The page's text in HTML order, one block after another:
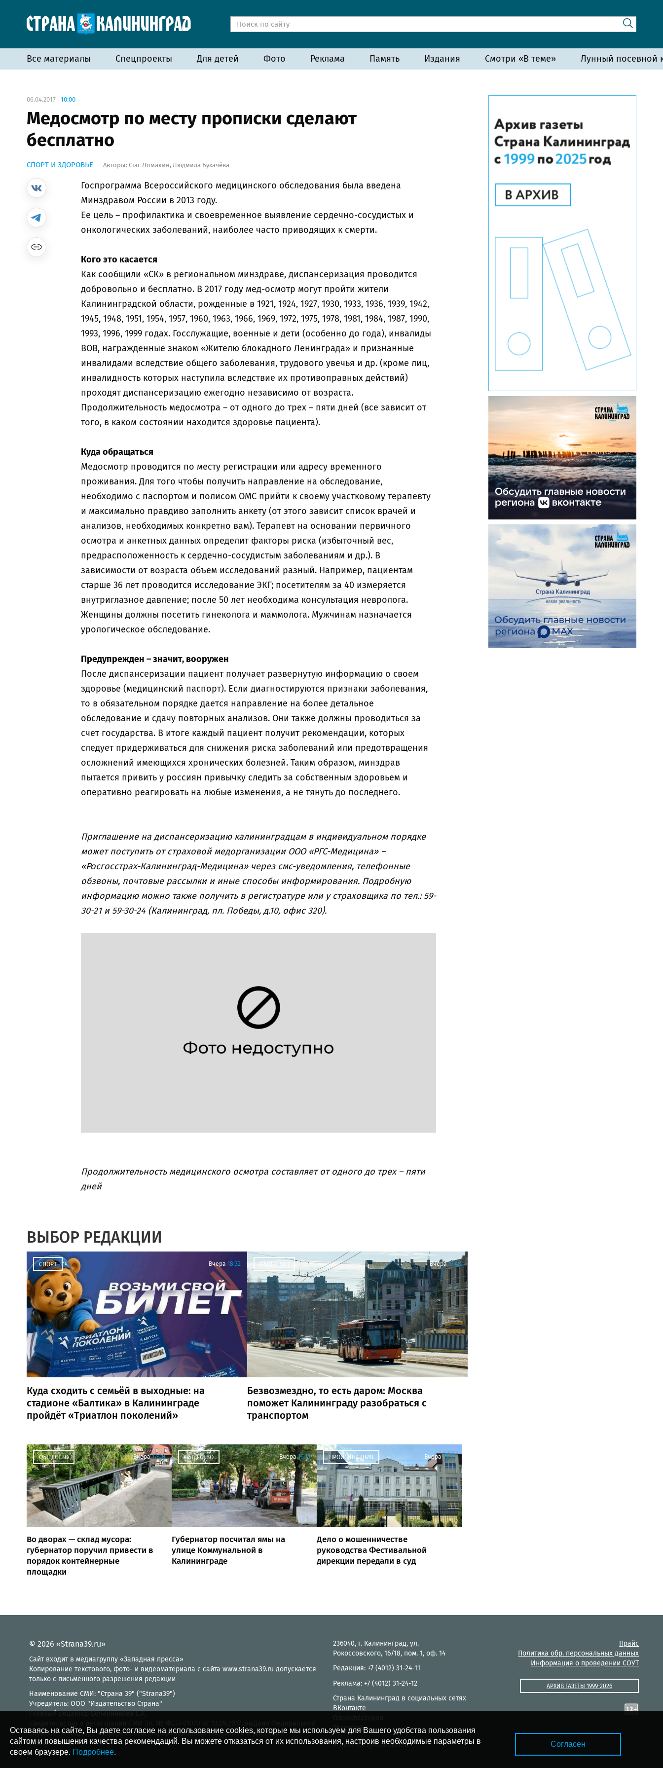
Все материалы Спецпроекты Для детей Фото Реклама Память Издания Смотри «В теме» Лунный посевной
06.04.2017 10:00
Медосмотр по месту прописки сделают
бесплатно
СПОРТ И ЗДОРОВЬЕ Авторы: Стас Ломакин, Людмила Бухачёва
Госпрограмма Всероссийского медицинского обследования была введена
Минздравом России в 2013 году.
Ее цель – профилактика и своевременное выявление сердечно-сосудистых и
онкологических заболеваний, наиболее часто приводящих к смерти.
Кого это касается
Как сообщили «СК» в региональном минздраве, диспансеризация проводится
добровольно и бесплатно. В 2017 году мед-осмотр могут пройти жители
Калининградской области, рожденные в 1921, 1924, 1927, 1930, 1933, 1936, 1939, 1942,
1945, 1948, 1951, 1954, 1957, 1960, 1963, 1966, 1969, 1972, 1975, 1978, 1981, 1984, 1987, 1990,
1993, 1996, 1999 годах. Госслужащие, военные и дети (особенно до года), инвалиды
ВОВ, награжденные знаком «Жителю блокадного Ленинграда» и признанные
инвалидами вследствие общего заболевания, трудового увечья и др. (кроме лиц,
инвалидность которых наступила вследствие их противоправных действий)
проходят диспансеризацию ежегодно независимо от возраста.
Продолжительность медосмотра – от одного до трех – пяти дней (все зависит от
того, в каком состоянии находится здоровье пациента).
Куда обращаться
Медосмотр проводится по месту регистрации или адресу временного
проживания. Для того чтобы получить направление на обследование,
необходимо с паспортом и полисом ОМС прийти к своему участковому терапевту
и максимально правдиво заполнить анкету (от этого зависит список врачей и
анализов, необходимых конкретно вам). Терапевт на основании первичного
осмотра и анкетных данных определит факторы риска (избыточный вес,
предрасположенность к сердечно-сосудистым заболеваниям и др.). В
зависимости от возраста объем исследований разный. Например, пациентам
старше 36 лет проводится исследование ЭКГ; посетителям за 40 измеряется
внутриглазное давление; после 50 лет необходима консультация невролога.
Женщины должны посетить гинеколога и маммолога. Мужчинам назначается
урологическое обследование.
Предупрежден – значит, вооружен
После диспансеризации пациент получает развернутую информацию о своем
здоровье (медицинский паспорт). Если диагностируются признаки заболевания,
то в обязательном порядке дается направление на более детальное
обследование и сдачу повторных анализов. Они также должны проводиться за
счет государства. В итоге каждый пациент получит рекомендации, которых
следует придерживаться для снижения риска заболеваний или предотвращения
осложнений имеющихся хронических болезней. Таким образом, минздрав
пытается привить у россиян привычку следить за собственным здоровьем и
оперативно реагировать на любые изменения, а не тянуть до последнего.
Приглашение на диспансеризацию калининградцам в индивидуальном порядке
может поступить от страховой медорганизации ООО «РГС-Медицина» –
«Росгосстрах-Калининград-Медицина» через смс-уведомления, телефонные
обзвоны, почтовые рассылки и иные способы информирования. Подробную
информацию можно также получить в регистратуре или у страховщика по тел.: 59-
30-21 и 59-30-24 (Калининград, пл. Победы, д.10, офис 320).
Продолжительность медицинского осмотра составляет от одного до трех – пяти
дней
ВЫБОР РЕДАКЦИИ
СПОРТ Вчера 18:32
Куда сходить с семьёй в выходные: на
стадионе «Балтика» в Калининграде
пройдёт «Триатлон поколений»
ОБЩЕСТВО Вчера 17:48
Безвозмездно, то есть даром: Москва
поможет Калининграду разобраться с
транспортом
ОБЩЕСТВО Вчера 17:00
Во дворах — склад мусора:
губернатор поручил привести в
порядок контейнерные
площадки
ОБЩЕСТВО Вчера 16:15
Губернатор посчитал ямы на
улице Коммунальной в
Калининграде
ПРОИСШЕСТВИЯ Вчера 15:19
Дело о мошенничестве
руководства Фестивальной
дирекции передали в суд
© 2026 «Strana39.ru»
Сайт входит в медиагруппу «Западная пресса»
Копирование текстового, фото- и видеоматериала с сайта www.strana39.ru допускается
только с письменного разрешения редакции
Наименование СМИ: "Страна 39" ("Strana39")
Учредитель: ООО "Издательство Страна"
Главный редактор Бочарникова Е.А.
службой по надзору в сфере связи, информационных технологий и массовых
коммуникаций
236040, г. Калининград, ул.
Рокоссовского, 16/18, пом. 1, оф. 14
Редакция: +7 (4012) 31-24-11
Реклама: +7 (4012) 31-24-12
Страна Калининград в социальных сетях
ВКонтакте
Телеграм
E-mail:rec@strana39.ru
Оставаясь на сайте, Вы даете согласие на использование cookies, которые мы используем для Вашего удобства пользования
сайтом и повышения качества рекомендаций. Вы можете отказаться от их использования, настроив необходимые параметры в
своем браузере. Подробнее.
Согласен
Прайс
Политика обр. персональных данных
Информация о проведении СОУТ
АРХИВ ГАЗЕТЫ 1999-2026